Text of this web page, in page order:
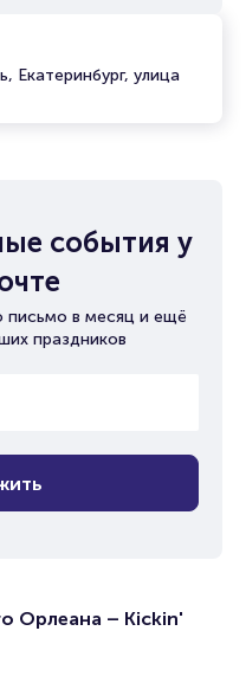
Екатеринбург, улица
события у
в месяц и ещё
праздников
Орлеана – Kickin'